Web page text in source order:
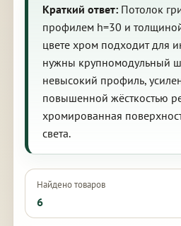
Краткий ответ:Потолок
профилем h=30 и
цвете хром подходит для
нужны крупномодульный
невысокий профиль,
повышенной жёсткостью
хромированная
света.
Найдено товаров
6